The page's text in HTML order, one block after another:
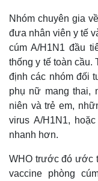
Thế giới
Quan sát
Cuộc sống đó đây
Hồ sơ
Nhóm chuyên gia
đưa nhân viên y tế
cúm A/H1N1 đầu
thống y tế toàn
định các nhóm đối
phụ nữ mang thai,
niên và trẻ em,
virus A/H1N1,
nhanh hơn.
WHO trước đó ước
vaccine phòng